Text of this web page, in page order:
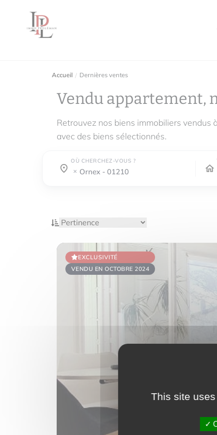
Accueil Dernières ventes
Vendu appartement,
Retrouvez nos biens immobiliers vendus
avec des biens sélectionnés.
OÙ CHERCHEZ-VOUS ?
Où cherchez-vous ?
ornex - 01210
Où cherchez-vous ?
EXCLUSIVITÉ
VENDU EN OCTOBRE 2024
This site